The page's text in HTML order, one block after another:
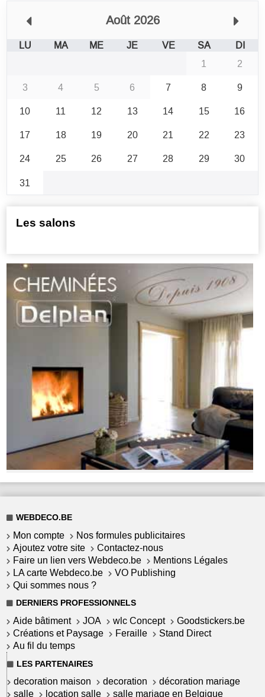
Août 2026
LU MA ME JE VE SA
DI
1
2
3
4 5 6 7 8
9
10
11 12 13 14 15
16
17
18 19 20 21 22
23
24
25 26 27 28 29
30
31
Les salons
WEBDECO.BE
Mon compte
Nos formules publicitaires
Ajoutez votre site
Contactez-nous
Faire un lien vers Webdeco.be
Mentions Légales
LA carte Webdeco.be
VO Publishing
Qui sommes nous ?
DERNIERS PROFESSIONNELS
Aide bâtiment JOA wlc Concept
Goodstickers.be
Créations et Paysage
Feraille
Stand Direct
Au fil du temps
LES PARTENAIRES
decoration maison decoration
décoration mariage
salle
location salle salle mariage en Belgique